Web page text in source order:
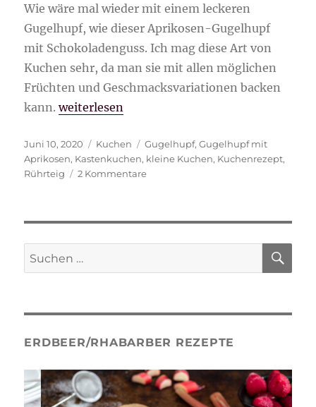
Wie wäre mal wieder mit einem leckeren
Gugelhupf, wie dieser Aprikosen-Gugelhupf
mit Schokoladenguss. Ich mag diese Art von
Kuchen sehr, da man sie mit allen möglichen
Früchten und Geschmacksvariationen backen
kann.„Aprikosen-Gugelhupf mit
weiterlesen
Veröffentlicht
am
Juni 10, 2020 Kategorien
Kuchen Schlagwörter
Gugelhupf,Gugelhupf mit
Aprikosen, Kastenkuchen, kleine Kuchen, Kuchenrezept,
Rührteig
2 Kommentarezu
Suche
nach:
ERDBEER/RHABARBER REZEPTE